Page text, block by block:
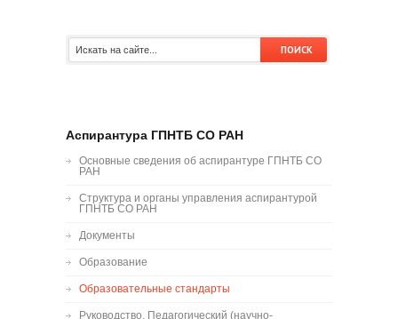
Аспирантура ГПНТБ СО РАН
Основные сведения об аспирантуре ГПНТБ СО
РАН
Структура и органы управления аспирантурой
ГПНТБ СО РАН
Документы
Образование
Образовательные стандарты
Руководство. Педагогический (научно-